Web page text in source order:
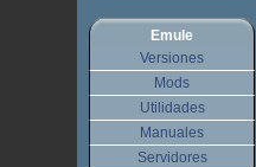
Emule
Versiones
Mods
Utilidades
Manuales
Servidores